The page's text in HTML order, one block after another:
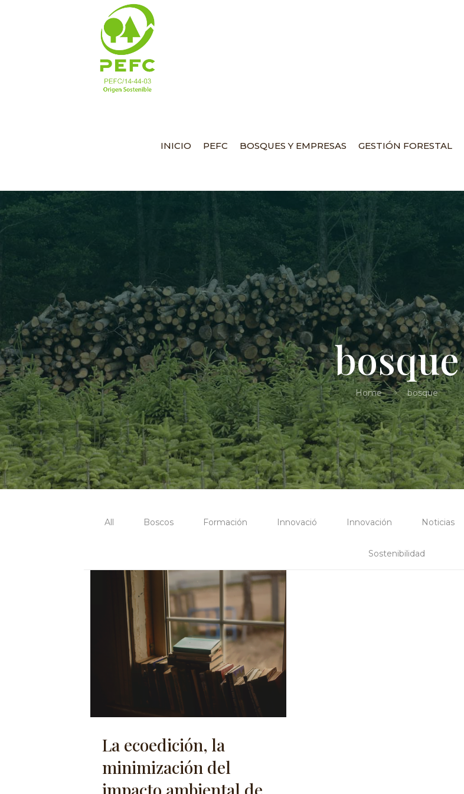
INICIO PEFC BOSQUES Y EMPRESAS GESTIÓN FORESTAL
bosque
Home bosque
All Boscos Formación Innovació Innovación Noticias
Sostenibilidad
La ecoedición, la
minimización del